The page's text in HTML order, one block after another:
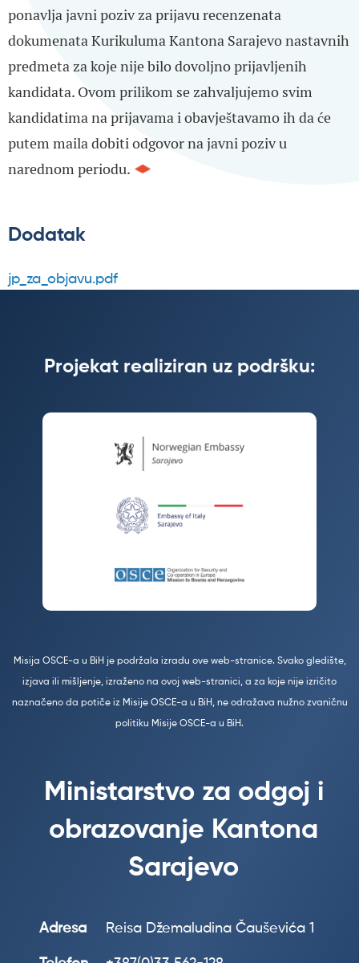
ponavlja javni poziv za prijavu recenzenata
dokumenata Kurikuluma Kantona Sarajevo nastavnih
predmeta za koje nije bilo dovoljno prijavljenih
kandidata. Ovom prilikom se zahvaljujemo svim
kandidatima na prijavama i obavještavamo ih da će
putem maila dobiti odgovor na javni poziv u
narednom periodu.
Dodatak
jp_za_objavu.pdf
Projekat realiziran uz podršku:
Misija OSCE-a u BiH je podržala izradu ove web-stranice. Svako gledište,
izjava ili mišljenje, izraženo na ovoj web-stranici, a za koje nije izričito
naznačeno da potiče iz Misije OSCE-a u BiH, ne odražava nužno zvaničnu
politiku Misije OSCE-a u BiH.
Ministarstvo za odgoj i
obrazovanje Kantona
Sarajevo
Adresa Reisa Džemaludina Čauševića 1